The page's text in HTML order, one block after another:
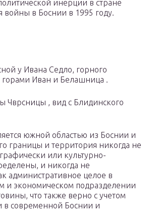
инерции в стране
войны в Боснии в 1995 году.
у Ивана Седло, горного
горами Иван и Белашница .
Чврсницы , вид с Блидинского
южной областью из Боснии и
границы и территория никогда не
или культурно-
и никогда не
административное целое в
и экономическом подразделении
что также верно с учетом
в современной Боснии и